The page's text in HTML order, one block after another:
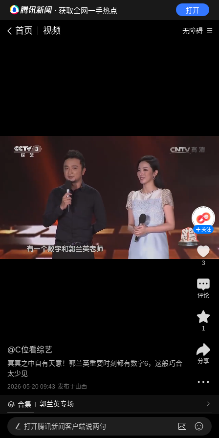
· 获取全网一手热点 打开
首页 视频 无障碍
@C位看综艺
冥冥之中自有天意！郭兰英重要时刻都有数字6，这般巧合
太少见
2026-05-20 09:43 发布于山西
合集 郭兰英专场
关注
3
评论
1
分享
打开腾讯新闻客户端说两句